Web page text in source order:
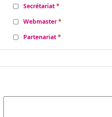
Secrétariat
Webmaster
Partenariat